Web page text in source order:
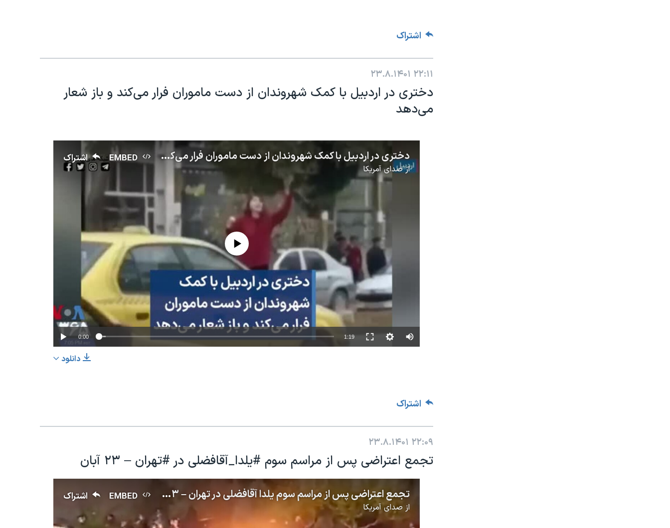
اشتراک
۲۲:۱۱ ۲۳.۸.۱۴۰۱
دختری در اردبیل با کمک شهروندان از دست ماموران فرار می‌کند و باز شعار
می‌دهد
EMBED اشتراک دختری در اردبیل با کمک شهروندان از دست ماموران فرار می‌کند و باز شعار می‌دهد
ازصدای آمریکا
اشتراک
No media source currently available
0:00 1:19
دانلود
اشتراک
۲۲:۰۹ ۲۳.۸.۱۴۰۱
تجمع اعتراضی پس از مراسم سوم #یلدا_آقافضلی در #تهران – ۲۳ آبان
EMBED اشتراک تجمع اعتراضی پس از مراسم سوم یلدا آقافضلی در تهران – ۲۳ آبان
از صدای آمریکا